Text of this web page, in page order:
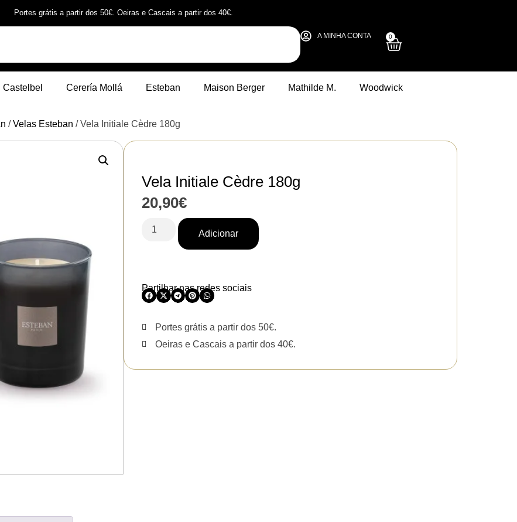
Portes grátis a partir dos 50€. Oeiras e Cascais a partir dos 40€.
A MINHA CONTA 0
Castelbel Cerería Mollá Esteban Maison Berger Mathilde M. Woodwick
/Velas Esteban / Vela Initiale Cèdre 180g
Vela Initiale Cèdre 180g
20,90€
Adicionar
Partilhar nas redes sociais
Portes grátis a partir dos 50€.
Oeiras e Cascais a partir dos 40€.